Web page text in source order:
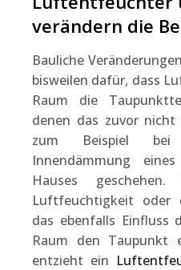
verändern die
Bauliche
bisweilen dafür, dass
Raum die
denen das zuvor
zum Beispiel bei
Innendämmung
Hauses
Luftfeuchtigkeit oder
das ebenfalls Einfluss
Raum den Taupunkt
entzieht ein